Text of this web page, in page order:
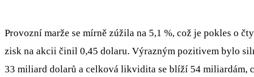
Provozní marže se mírně zúžila na 5,1 %, což je pokles o
zisk na akcii činil 0,45 dolaru. Výrazným pozitivem bylo
33 miliard dolarů a celková likvidita se blíží 54 miliardám,